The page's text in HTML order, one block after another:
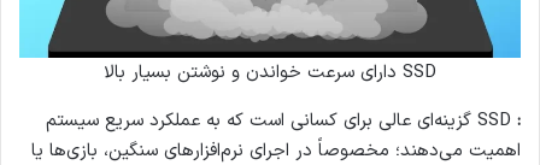
SSD دارای سرعت خواندن و نوشتن بسیار بالا
:
SSD گزینه‌ای عالی برای کسانی است که به عملکرد سریع سیستم
اهمیت می‌دهند؛ مخصوصاً در اجرای نرم‌افزارهای سنگین، بازی‌ها یا